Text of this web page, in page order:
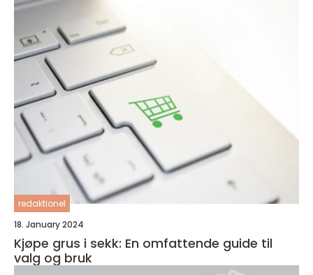
redaktionel
18. January 2024
Kjøpe grus i sekk: En omfattende guide til
valg og bruk